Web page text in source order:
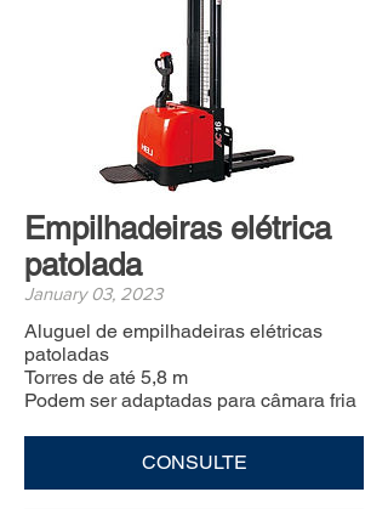
Empilhadeiras elétrica
patolada
January 03, 2023
Aluguel de empilhadeiras elétricas
patoladas
Torres de até 5,8 m
Podem ser adaptadas para câmara fria
CONSULTE